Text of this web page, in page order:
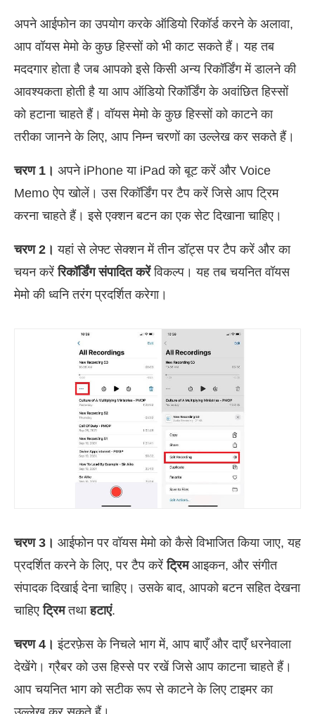
अपने आईफोन का उपयोग करके ऑडियो रिकॉर्ड करने के अलावा,
आप वॉयस मेमो के कुछ हिस्सों को भी काट सकते हैं। यह तब
मददगार होता है जब आपको इसे किसी अन्य रिकॉर्डिंग में डालने की
आवश्यकता होती है या आप ऑडियो रिकॉर्डिंग के अवांछित हिस्सों
को हटाना चाहते हैं। वॉयस मेमो के कुछ हिस्सों को काटने का
तरीका जानने के लिए, आप निम्न चरणों का उल्लेख कर सकते हैं।
चरण 1। अपने iPhone या iPad को बूट करें और Voice
Memo ऐप खोलें। उस रिकॉर्डिंग पर टैप करें जिसे आप ट्रिम
करना चाहते हैं। इसे एक्शन बटन का एक सेट दिखाना चाहिए।
चरण 2। यहां से लेफ्ट सेक्शन में तीन डॉट्स पर टैप करें और का
चयन करेंरिकॉर्डिंग संपादित करेंविकल्प। यह तब चयनित वॉयस
मेमो की ध्वनि तरंग प्रदर्शित करेगा।
चरण 3। आईफोन पर वॉयस मेमो को कैसे विभाजित किया जाए, यह
प्रदर्शित करने के लिए, पर टैप करेंट्रिमआइकन, और संगीत
संपादक दिखाई देना चाहिए। उसके बाद, आपको बटन सहित देखना
चाहिएट्रिमतथाहटाएं.
चरण 4। इंटरफ़ेस के निचले भाग में, आप बाएँ और दाएँ धरनेवाला
देखेंगे। ग्रैबर को उस हिस्से पर रखें जिसे आप काटना चाहते हैं।
आप चयनित भाग को सटीक रूप से काटने के लिए टाइमर का